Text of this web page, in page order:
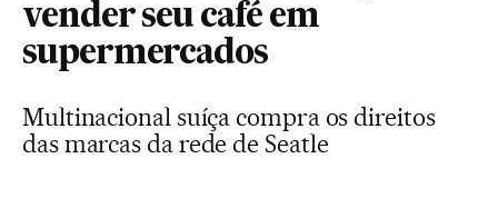
vender seu café em
supermercados
Multinacional suíça compra os direitos
das marcas da rede de Seatle